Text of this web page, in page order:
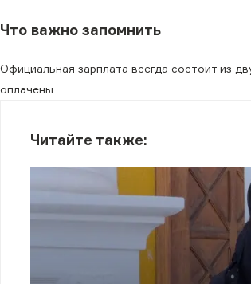
Что важно запомнить
Официальная зарплата всегда состоит из
оплачены.
Читайте также: